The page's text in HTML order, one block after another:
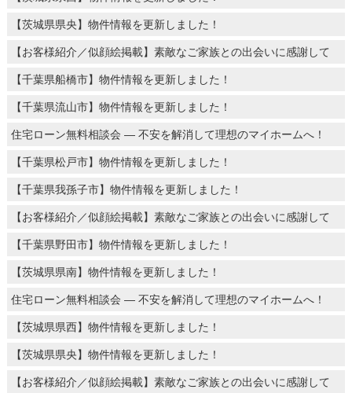
【茨城県県央】物件情報を更新しました！
【お客様紹介／似顔絵掲載】素敵なご家族との出会いに感謝して
【千葉県船橋市】物件情報を更新しました！
【千葉県流山市】物件情報を更新しました！
住宅ローン無料相談会 ― 不安を解消して理想のマイホームへ！
【千葉県松戸市】物件情報を更新しました！
【千葉県我孫子市】物件情報を更新しました！
【お客様紹介／似顔絵掲載】素敵なご家族との出会いに感謝して
【千葉県野田市】物件情報を更新しました！
【茨城県県南】物件情報を更新しました！
住宅ローン無料相談会 ― 不安を解消して理想のマイホームへ！
【茨城県県西】物件情報を更新しました！
【茨城県県央】物件情報を更新しました！
【お客様紹介／似顔絵掲載】素敵なご家族との出会いに感謝して